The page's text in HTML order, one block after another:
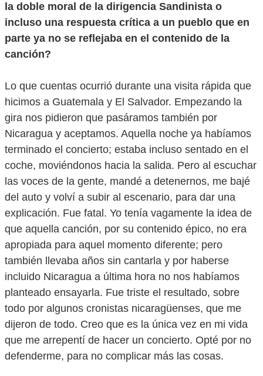
la doble moral de la dirigencia Sandinista o
incluso una respuesta crítica a un pueblo que en
parte ya no se reflejaba en el contenido de la
canción?
Lo que cuentas ocurrió durante una visita rápida que
hicimos a Guatemala y El Salvador. Empezando la
gira nos pidieron que pasáramos también por
Nicaragua y aceptamos. Aquella noche ya habíamos
terminado el concierto; estaba incluso sentado en el
coche, moviéndonos hacia la salida. Pero al escuchar
las voces de la gente, mandé a detenernos, me bajé
del auto y volví a subir al escenario, para dar una
explicación. Fue fatal. Yo tenía vagamente la idea de
que aquella canción, por su contenido épico, no era
apropiada para aquel momento diferente; pero
también llevaba años sin cantarla y por haberse
incluido Nicaragua a última hora no nos habíamos
planteado ensayarla. Fue triste el resultado, sobre
todo por algunos cronistas nicaragüenses, que me
dijeron de todo. Creo que es la única vez en mi vida
que me arrepentí de hacer un concierto. Opté por no
defenderme, para no complicar más las cosas.